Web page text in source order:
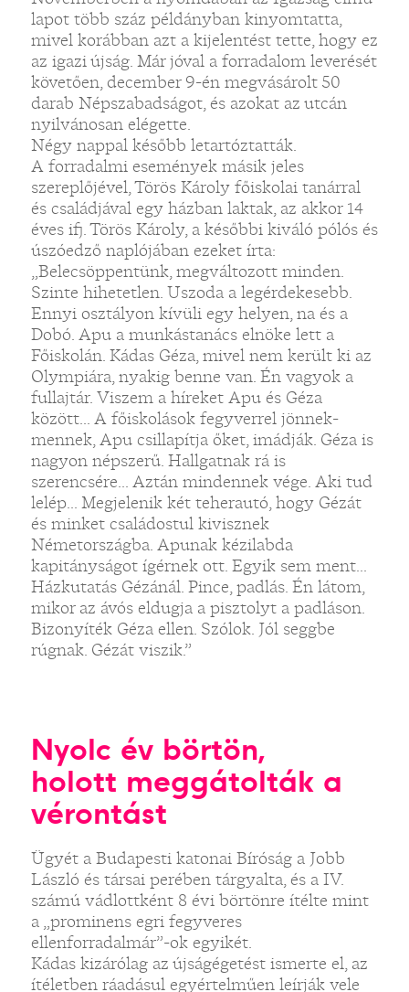
lapot több száz példányban kinyomtatta,
mivel korábban azt a kijelentést tette, hogy ez
az igazi újság. Már jóval a forradalom leverését
követően, december 9-én megvásárolt 50
darab Népszabadságot, és azokat az utcán
nyilvánosan elégette.
Négy nappal később letartóztatták.
A forradalmi események másik jeles
szereplőjével, Törös Károly főiskolai tanárral
és családjával egy házban laktak, az akkor 14
éves ifj. Törös Károly, a későbbi kiváló pólós és
úszóedző naplójában ezeket írta:
„Belecsöppentünk, megváltozott minden.
Szinte hihetetlen. Uszoda a legérdekesebb.
Ennyi osztályon kívüli egy helyen, na és a
Dobó. Apu a munkástanács elnöke lett a
Főiskolán. Kádas Géza, mivel nem került ki az
Olympiára, nyakig benne van. Én vagyok a
fullajtár. Viszem a híreket Apu és Géza
között... A főiskolások fegyverrel jönnek-
mennek, Apu csillapítja őket, imádják. Géza is
nagyon népszerű. Hallgatnak rá is
szerencsére... Aztán mindennek vége. Aki tud
lelép... Megjelenik két teherautó, hogy Gézát
és minket családostul kivisznek
Németországba. Apunak kézilabda
kapitányságot ígérnek ott. Egyik sem ment...
Házkutatás Gézánál. Pince, padlás. Én látom,
mikor az ávós eldugja a pisztolyt a padláson.
Bizonyíték Géza ellen. Szólok. Jól seggbe
rúgnak. Gézát viszik.”
Nyolc év börtön,
holott meggátolták a
vérontást
Ügyét a Budapesti katonai Bíróság a Jobb
László és társai perében tárgyalta, és a IV.
számú vádlottként 8 évi börtönre ítélte mint
a „prominens egri fegyveres
ellenforradalmár”-ok egyikét.
Kádas kizárólag az újságégetést ismerte el, az
ítéletben ráadásul egyértelműen leírják vele